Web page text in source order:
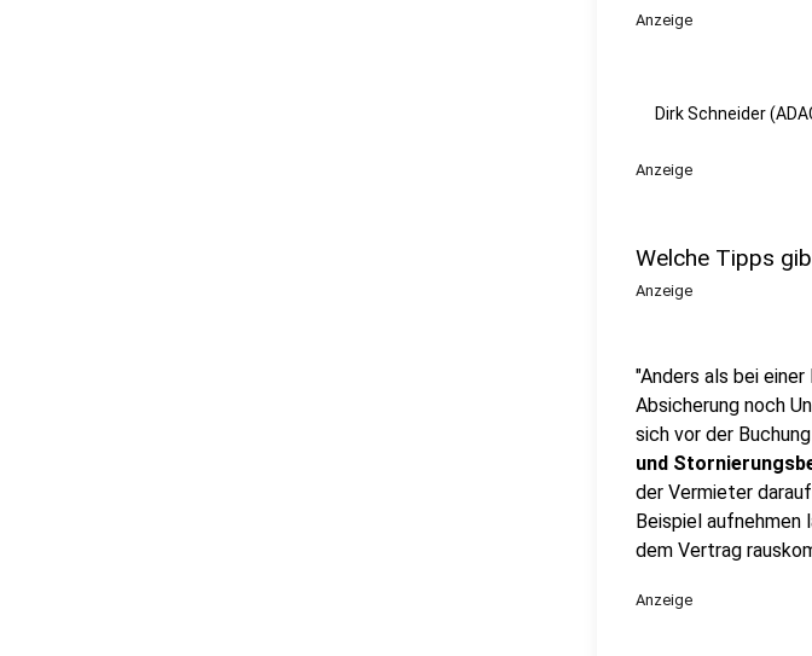
Anzeige
Dirk Schneider
Anzeige
Welche Tipps
Anzeige
"Anders als bei
Absicherung noch
sich vor der
und
der Vermieter
Beispiel aufnehmen
dem Vertrag
Anzeige